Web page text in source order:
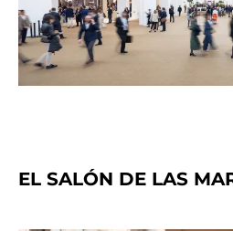
EL SALÓN DE LAS